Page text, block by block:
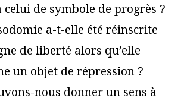
celui de symbole de progrès ?
a-t-elle été réinscrite
de liberté alors qu’elle
un objet de répression ?
nous donner un sens à